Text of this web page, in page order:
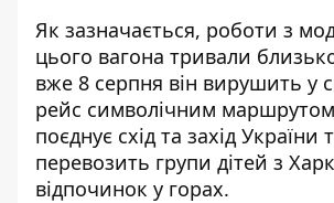
Як зазначається, роботи з
цього вагона тривали
вже 8 серпня він вирушить у
рейс символічним
поєднує схід та захід України
перевозить групи дітей з
відпочинок у горах.